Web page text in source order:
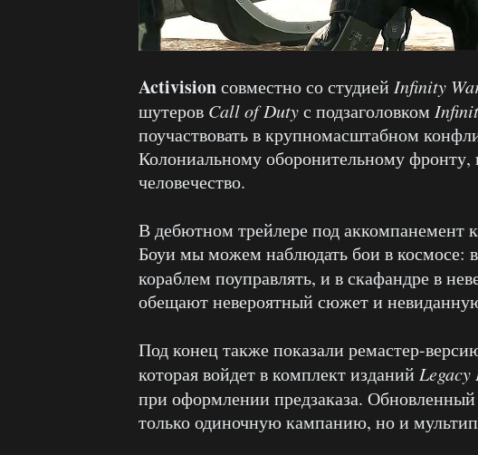
Activisionсовместно со студией Infinity
шутеров Call of Dutyс подзаголовком
поучаствовать в крупномасштабном
Колониальному оборонительному фронту,
человечество.
В дебютном трейлере под аккомпанемент
Боуи мы можем наблюдать бои в космосе:
кораблем поуправлять, и в скафандре в
обещают невероятный сюжет и
Под конец также показали ремастер-
которая войдет в комплект изданий
при оформлении предзаказа.
только одиночную кампанию, но и